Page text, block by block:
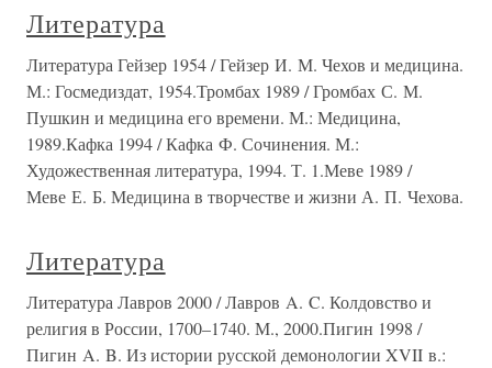
Литература
Литература Гейзер 1954 / Гейзер И. М. Чехов и медицина.
М.: Госмедиздат, 1954.Тромбах 1989 / Громбах С. М.
Пушкин и медицина его времени. М.: Медицина,
1989.Кафка 1994 / Кафка Ф. Сочинения. М.:
Художественная литература, 1994. Т. 1.Меве 1989 /
Меве Е. Б. Медицина в творчестве и жизни А. П. Чехова.
Литература
Литература Лавров 2000 / Лавров A. C. Колдовство и
религия в России, 1700–1740. М., 2000.Пигин 1998 /
Пигин A. B. Из истории русской демонологии XVII в.: